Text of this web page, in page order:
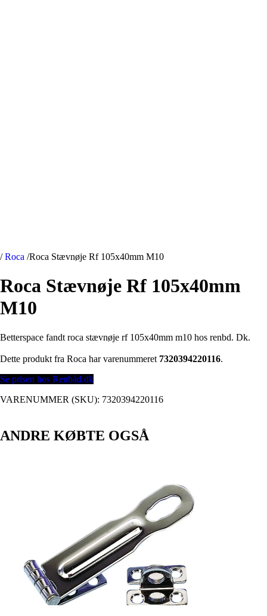
/ Roca /Roca Stævnøje Rf 105x40mm M10
Roca Stævnøje Rf 105x40mm
M10
Betterspace fandt roca stævnøje rf 105x40mm m10 hos renbd. Dk.
Dette produkt fra Roca har varenummeret 7320394220116.
Se prisen hos Renbåd.dk
VARENUMMER (SKU): 7320394220116
ANDRE KØBTE OGSÅ